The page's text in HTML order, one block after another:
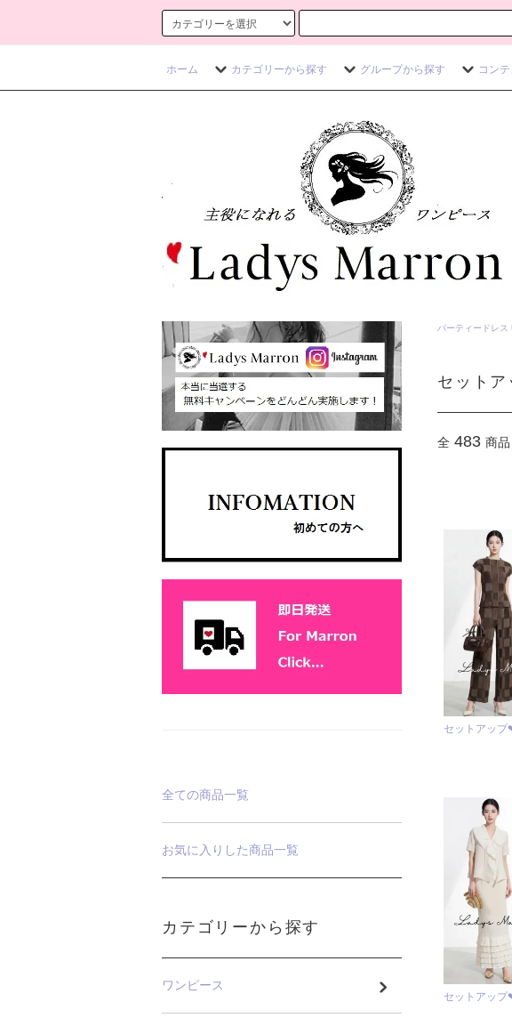
ホーム カテゴリーから探す グループから探す コン
パーティードレス
セットア
全 483 商品
セットアッ
セットアッ
全ての商品一覧
お気に入りした商品一覧
カテゴリーから探す
ワンピース